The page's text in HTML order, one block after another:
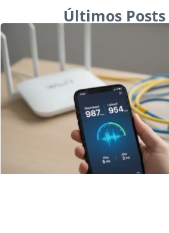
Últimos Posts